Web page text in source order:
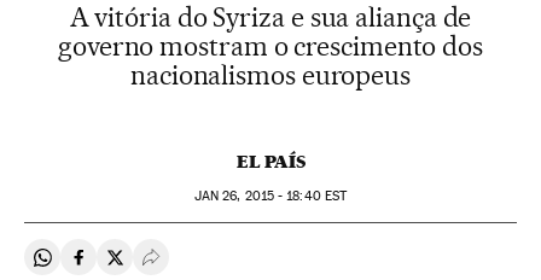
A vitória do Syriza e sua aliança de
governo mostram o crescimento dos
nacionalismos europeus
EL PAÍS
JAN 26, 2015 - 18:40EST
Compartir en Whatsapp
Compartir en Facebook
Compartir en Twitter
Desplegar Redes Sociales